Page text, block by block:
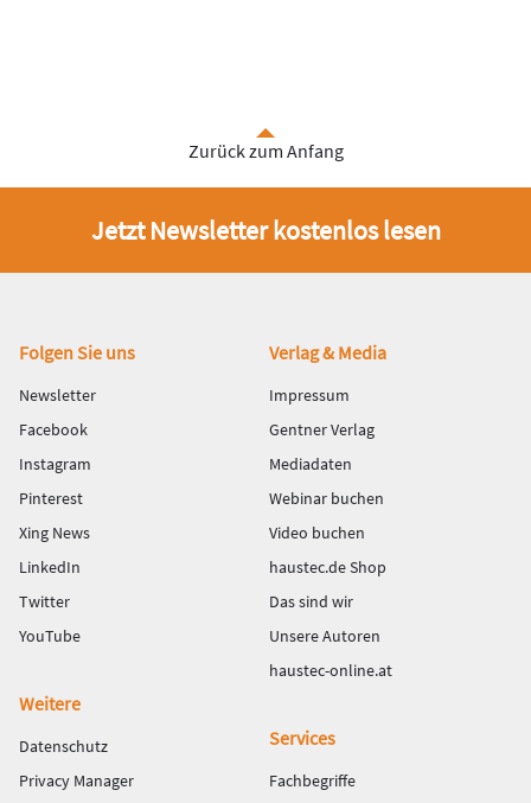
Zurück zum Anfang
Jetzt Newsletter kostenlos lesen
Fußbereich
Folgen Sie uns
Newsletter
Facebook
Instagram
Pinterest
Xing News
LinkedIn
Twitter
YouTube
Verlag & Media
Impressum
Gentner Verlag
Mediadaten
Webinar buchen
Video buchen
haustec.de Shop
Das sind wir
Unsere Autoren
haustec-online.at
Weitere
Datenschutz
Privacy Manager
Services
Fachbegriffe